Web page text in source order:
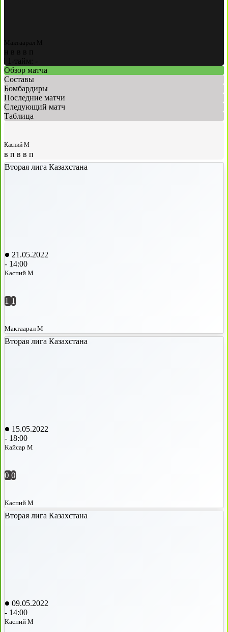
Мактаарал М
н в в в
п
1-тайм: -
Обзор матча
Составы
Бомбардиры
Последние матчи
Следующий матч
Таблица
Каспий М
в п в в п
Вторая лига Казахстана
21.05.2022
- 14:00
Каспий М
1 1
Мактаарал М
Вторая лига Казахстана
15.05.2022
- 18:00
Кайсар М
0 0
Каспий М
Вторая лига Казахстана
09.05.2022
- 14:00
Каспий М